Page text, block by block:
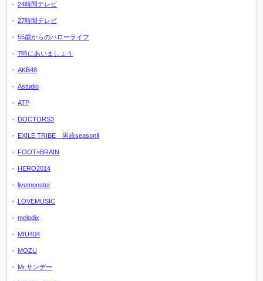
24時間テレビ
27時間テレビ
55歳からのハローライフ
7時にあいましょう
AKB48
Astudio
ATP
DOCTORS3
EXILE TRIBE 男旅seasonⅡ
FOOT×BRAIN
HERO2014
livemonster
LOVEMUSIC
melodix
MIU404
MOZU
Mr.サンデー